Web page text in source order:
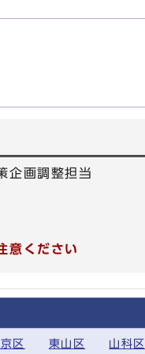
企画調整担当
意ください
区 東山区 山科区